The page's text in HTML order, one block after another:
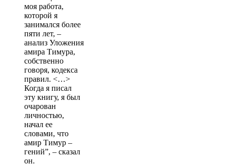
моя работа,
которой я
занимался более
пяти лет, –
анализ Уложения
амира Тимура,
собственно
говоря, кодекса
правил. <…>
Когда я писал
эту книгу, я был
очарован
личностью,
начал ее
словами, что
амир Тимур –
гений”, – сказал
он.